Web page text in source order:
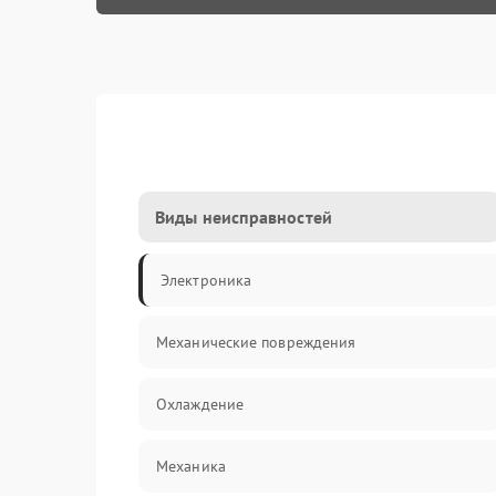
Виды неисправностей
Электроника
Механические повреждения
Охлаждение
Механика